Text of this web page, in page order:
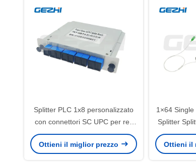
Splitter PLC 1x8 personalizzato
con connettori SC UPC per reti
GEPON
Ottieni il miglior prezzo
1×64
Splitter
Ottieni il